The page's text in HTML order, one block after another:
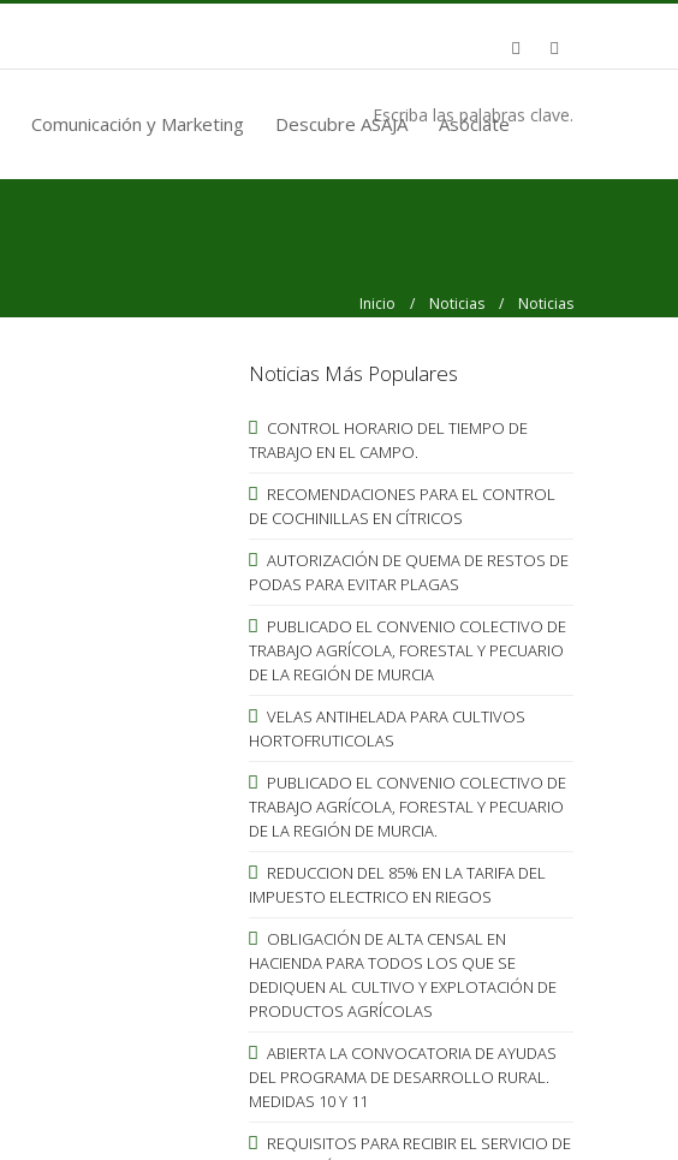
Comunicación y Marketing Descubre ASAJA Asóciate
Escriba las palabras clave.
Inicio / Noticias / Noticias
Noticias Más Populares
CONTROL HORARIO DEL TIEMPO DE
TRABAJO EN EL CAMPO.
RECOMENDACIONES PARA EL CONTROL
DE COCHINILLAS EN CÍTRICOS
AUTORIZACIÓN DE QUEMA DE RESTOS DE
PODAS PARA EVITAR PLAGAS
PUBLICADO EL CONVENIO COLECTIVO DE
TRABAJO AGRÍCOLA, FORESTAL Y PECUARIO
DE LA REGIÓN DE MURCIA
VELAS ANTIHELADA PARA CULTIVOS
HORTOFRUTICOLAS
PUBLICADO EL CONVENIO COLECTIVO DE
TRABAJO AGRÍCOLA, FORESTAL Y PECUARIO
DE LA REGIÓN DE MURCIA.
REDUCCION DEL 85% EN LA TARIFA DEL
IMPUESTO ELECTRICO EN RIEGOS
OBLIGACIÓN DE ALTA CENSAL EN
HACIENDA PARA TODOS LOS QUE SE
DEDIQUEN AL CULTIVO Y EXPLOTACIÓN DE
PRODUCTOS AGRÍCOLAS
ABIERTA LA CONVOCATORIA DE AYUDAS
DEL PROGRAMA DE DESARROLLO RURAL.
MEDIDAS 10 Y 11
REQUISITOS PARA RECIBIR EL SERVICIO DE